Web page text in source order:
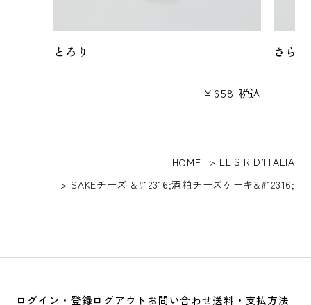
とろり
¥ 658 税込
さらり
HOME
ELISIR D’ITALIA
SAKEチーズ &#12316;酒粕チーズケーキ&#12316;
ログイン・登録ログアウト お問い合わせ送料・支払方法